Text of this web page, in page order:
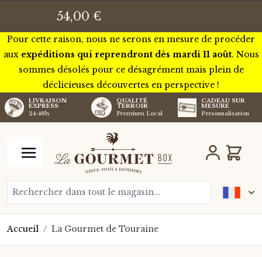
Nous serons pour quelques jours en tournée à travers la
France pour rencontrer certains de nos futurs artisans.
Pour cette raison, nous ne serons en mesure de procéder
aux expéditions qui reprendront dès mardi 11 août. Nous
sommes désolés pour ce désagrément mais plein de
déclicieuses découvertes en perspective !
LIVRAISON
EXPRESS
24-48h
QUALITÉ
TERROIR
Premium Local
CADEAU SUR
MESURE
Personnalisation
Rechercher dans tout le magasin...
Chariot
Accueil / La Gourmet de Touraine
54,00 €